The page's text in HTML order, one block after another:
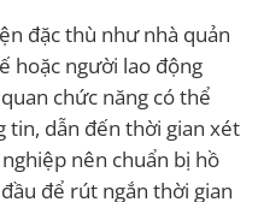
đặc thù như nhà quản
hoặc người lao động
chức năng có thể
dẫn đến thời gian xét
nên chuẩn bị hồ
để rút ngắn thời gian